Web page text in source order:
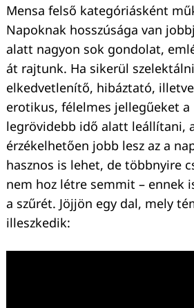
Mensa felső kategóriásként
Napoknak hosszúsága van
alatt nagyon sok gondolat,
át rajtunk. Ha sikerül
elkedvetlenítő, hibáztató,
erotikus, félelmes jellegűeket a
legrövidebb idő alatt leállítani,
érzékelhetően jobb lesz az a
hasznos is lehet, de többnyire
nem hoz létre semmit – ennek
a szűrét. Jöjjön egy dal, mely
illeszkedik: